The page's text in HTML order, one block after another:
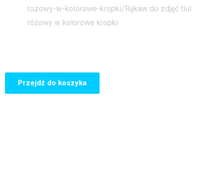
rozowy-w-kolorowe-kropki/Rękaw do zdjęć tiul
różowy w kolorowe kropki
Przejdź do koszyka